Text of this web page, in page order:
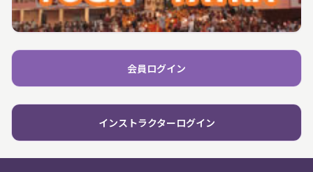
会員ログイン
インストラクターログイン